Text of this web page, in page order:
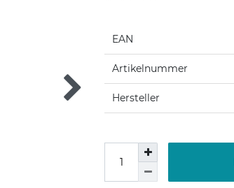
EAN
Artikelnummer
Hersteller